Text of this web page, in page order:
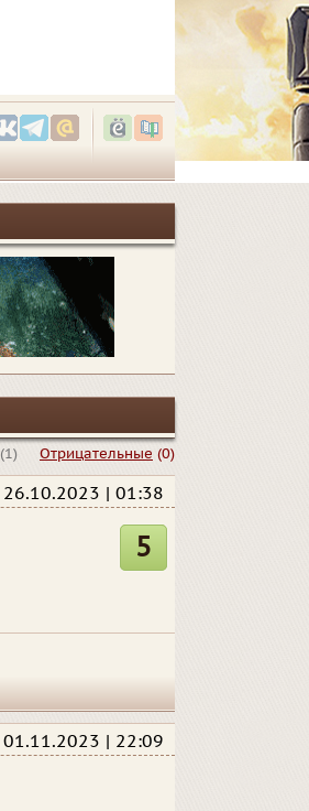
Отрицательные (0)
(1)
26.10.2023 | 01:38
5
01.11.2023 | 22:09